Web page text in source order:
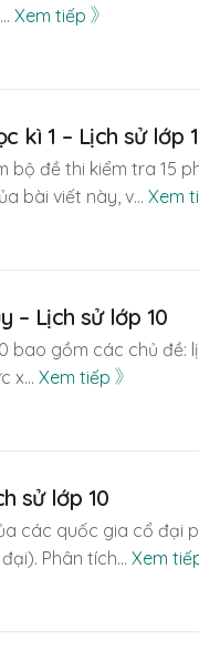
... Xem tiếp
kì 1 – Lịch sử lớp
bộ đề thi kiểm tra 15
bài viết này, v... Xem
– Lịch sử lớp 10
bao gồm các chủ đề:
x... Xem tiếp
sử lớp 10
các quốc gia cổ đại
Phân tích... Xem